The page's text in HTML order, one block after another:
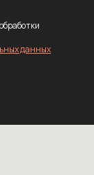
данных